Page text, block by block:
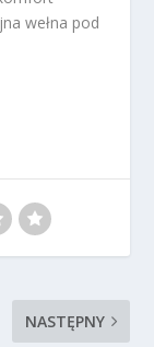
wełna pod
NASTĘPNY